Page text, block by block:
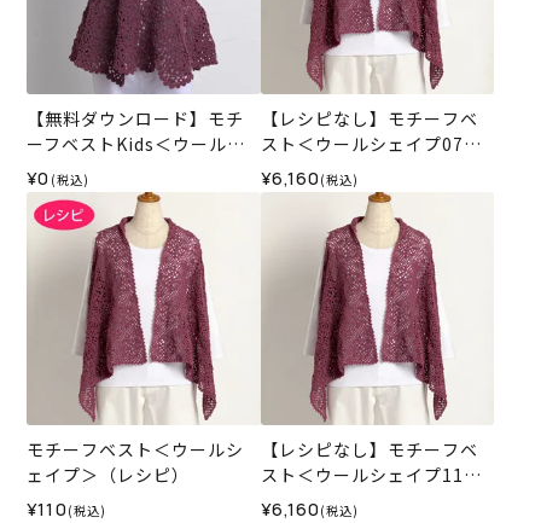
【無料ダウンロード】モチ
ーフベストKids＜ウールシ
ェイプ＞（レシピ）
¥0 (税込)
【レシピなし】モチーフベ
スト＜ウールシェイプ07BE
＞（編み物 材料セット）
¥6,160 (税込)
モチーフベスト＜ウールシ
ェイプ＞（レシピ）
¥110 (税込)
【レシピなし】モチーフベ
スト＜ウールシェイプ11W
＞（編み物 材料セット）
¥6,160 (税込)